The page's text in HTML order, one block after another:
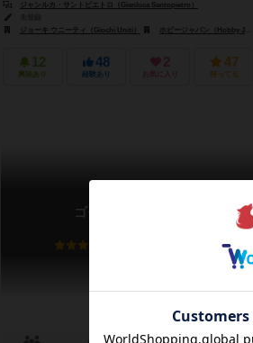
ジャンルカ・サントピエトロ（Gianluca Santopietro）
ジョーキ ウニーティ（Giochi Uniti）
ホビージャパン（Hobby Japan）
12
興味あり
48
経験あり
2
お気に入り
47
持ってる
ゴーストスナップ